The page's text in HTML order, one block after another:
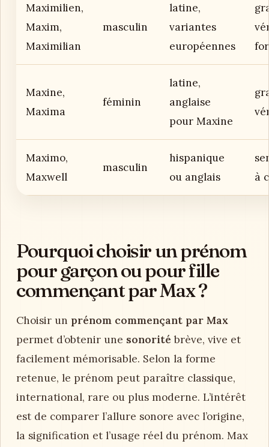
Maximilien,
Maxim,
Maximilian
masculin
latine,
variantes
européennes
Maxine,
Maxima
féminin
latine,
anglaise
pour Maxine
Maximo,
Maxwell
masculin
hispanique
ou anglais
à
Pourquoi choisir un prénom
pour garçon ou pour fille
commençant par Max ?
Choisir un prénom commençant par Max
permet d’obtenir une sonorité brève, vive et
facilement mémorisable. Selon la forme
retenue, le prénom peut paraître classique,
international, rare ou plus moderne. L’intérêt
est de comparer l’allure sonore avec l’origine,
la signification et l’usage réel du prénom. Max